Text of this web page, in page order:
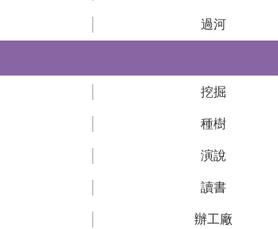
過河
挖掘
種樹
演說
讀書
辦工廠